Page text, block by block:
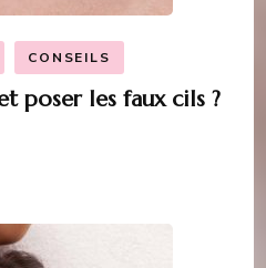
CONSEILS
poser les faux cils ?